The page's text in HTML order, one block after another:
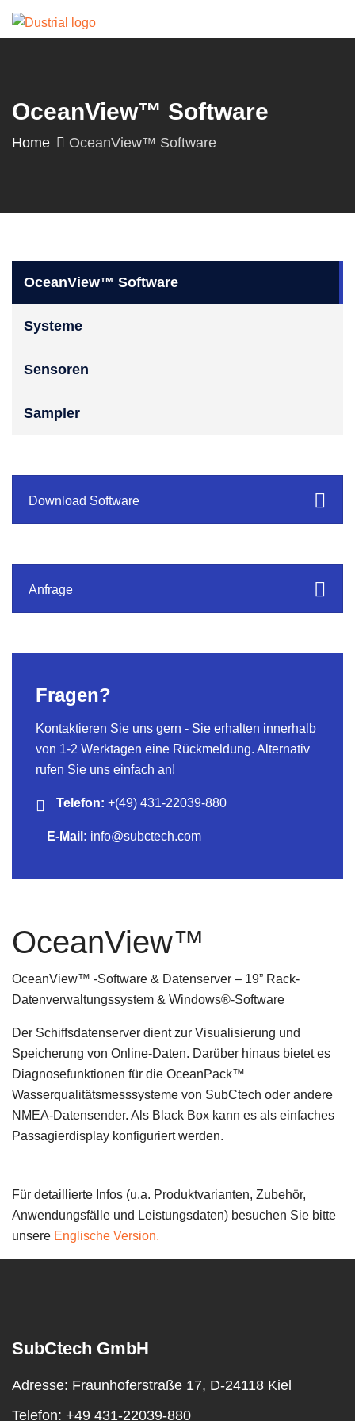
OceanView™ Software
Home OceanView™ Software
OceanView™ Software
Systeme
Sensoren
Sampler
Download Software
Anfrage
Fragen?
Kontaktieren Sie uns gern - Sie erhalten innerhalb
von 1-2 Werktagen eine Rückmeldung. Alternativ
rufen Sie uns einfach an!
Telefon: +(49) 431-22039-880
E-Mail: info@subctech.com
OceanView™
OceanView™ -Software & Datenserver – 19” Rack-
Datenverwaltungssystem & Windows®-Software
Der Schiffsdatenserver dient zur Visualisierung und
Speicherung von Online-Daten. Darüber hinaus bietet es
Diagnosefunktionen für die OceanPack™
Wasserqualitätsmesssysteme von SubCtech oder andere
NMEA-Datensender. Als Black Box kann es als einfaches
Passagierdisplay konfiguriert werden.
Für detaillierte Infos (u.a. Produktvarianten, Zubehör,
Anwendungsfälle und Leistungsdaten) besuchen Sie bitte
unsere Englische Version.
SubCtech GmbH
Adresse: Fraunhoferstraße 17, D-24118 Kiel
Telefon: +49 431-22039-880